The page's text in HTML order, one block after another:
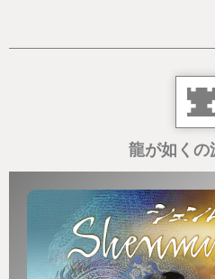
リーを楽しめました。
なぜキムタクを起用したの
という疑問がまず最初にき
でしまいました！
龍が如くの